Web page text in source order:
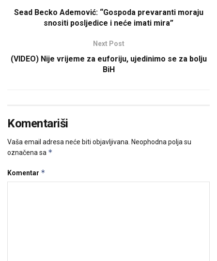
Sead Becko Ademović: “Gospoda prevaranti moraju
snositi posljedice i neće imati mira”
Next Post
(VIDEO) Nije vrijeme za euforiju, ujedinimo se za bolju
BiH
Komentariši
Vaša email adresa neće biti objavljivana. Neophodna polja su
označena sa *
Komentar *